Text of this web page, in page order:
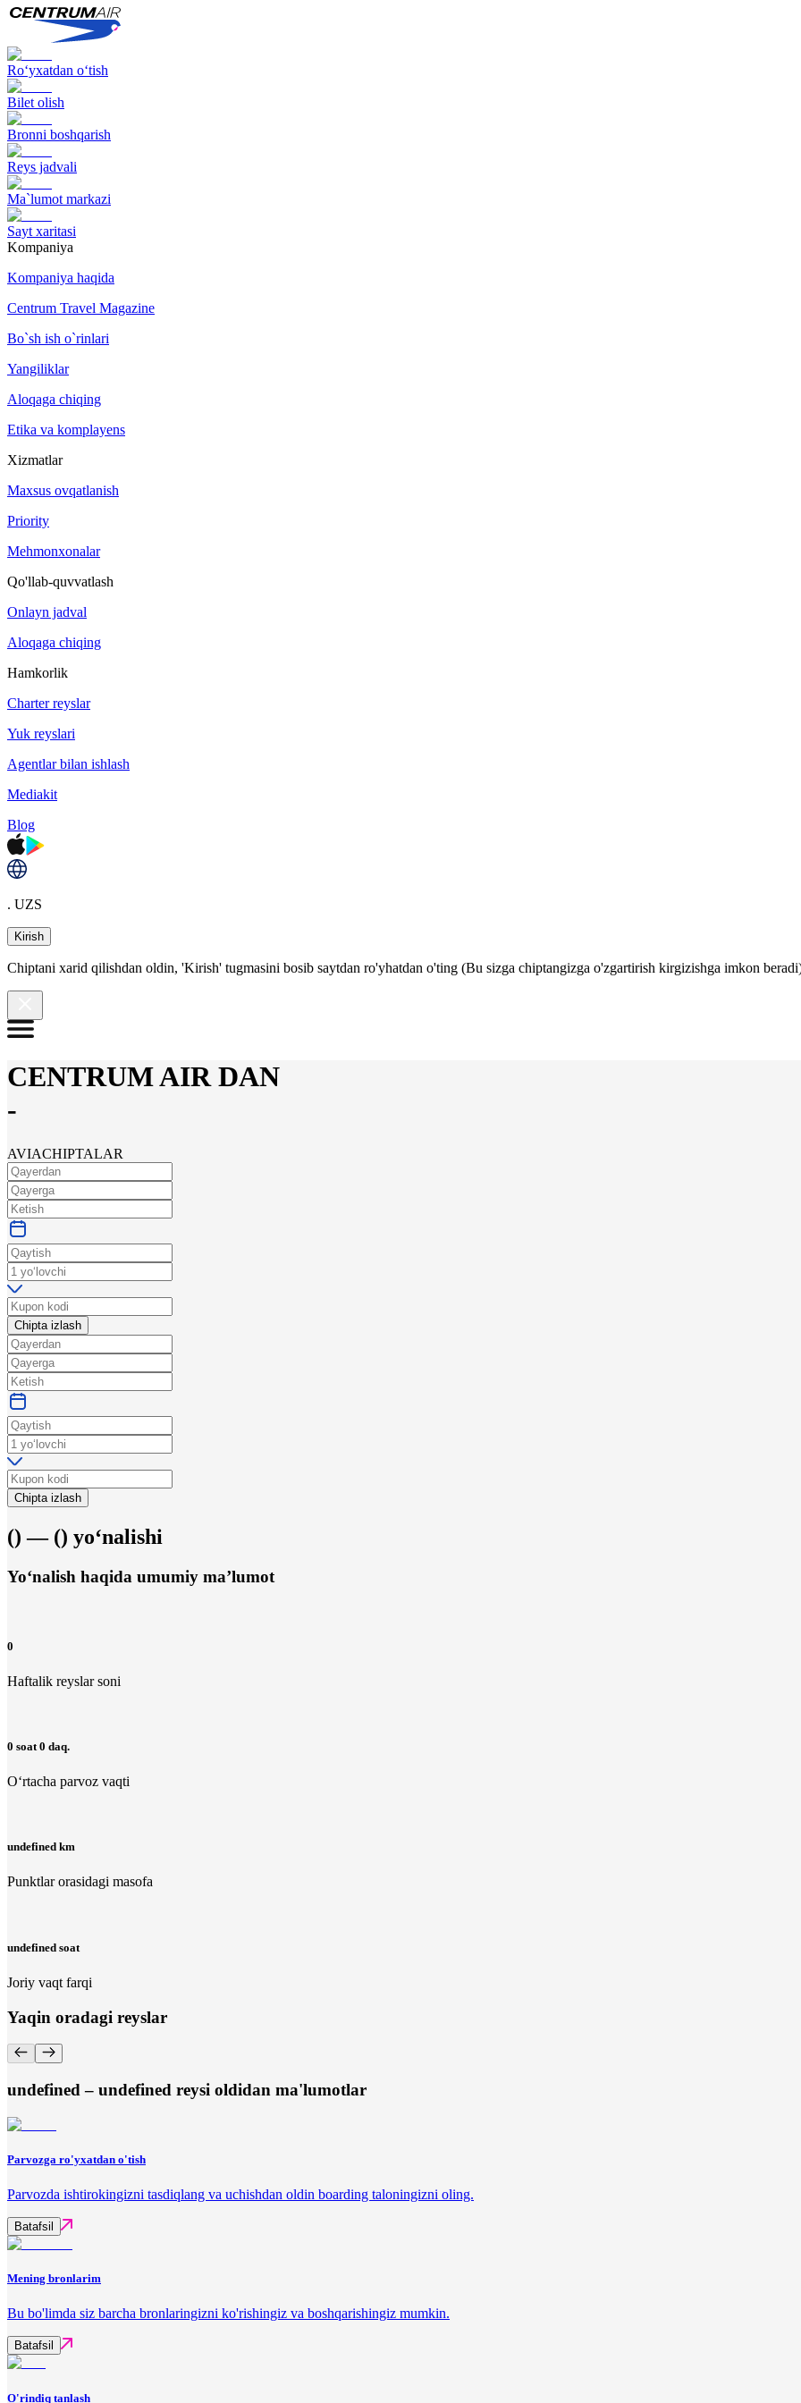
Ro‘yxatdan o‘tish
Bilet olish
Bronni boshqarish
Reys jadvali
Ma`lumot markazi
Sayt xaritasi
Kompaniya
Kompaniya haqida
Centrum Travel Magazine
Bo`sh ish o`rinlari
Yangiliklar
Aloqaga chiqing
Etika va komplayens
Xizmatlar
Maxsus ovqatlanish
Priority
Mehmonxonalar
Qo'llab-quvvatlash
Onlayn jadval
Aloqaga chiqing
Hamkorlik
Charter reyslar
Yuk reyslari
Agentlar bilan ishlash
Mediakit
Blog
. UZS
Kirish
Chiptani xarid qilishdan oldin, 'Kirish' tugmasini bosib saytdan ro'yhatdan o'ting (Bu sizga chiptangizga o'zgartirish kirgizishga imkon
CENTRUM AIR DAN
-
AVIACHIPTALAR
Chipta izlash
Chipta izlash
() — () yo‘nalishi
Yo‘nalish haqida umumiy ma’lumot
0
Haftalik reyslar soni
0 soat 0 daq.
O‘rtacha parvoz vaqti
undefined km
Punktlar orasidagi masofa
undefined soat
Joriy vaqt farqi
Yaqin oradagi reyslar
undefined – undefined reysi oldidan ma'lumotlar
Parvozga ro'yxatdan o'tish
Parvozda ishtirokingizni tasdiqlang va uchishdan oldin boarding taloningizni oling.
Batafsil
Mening bronlarim
Bu bo'limda siz barcha bronlaringizni ko'rishingiz va boshqarishingiz mumkin.
Batafsil
O'rindiq tanlash